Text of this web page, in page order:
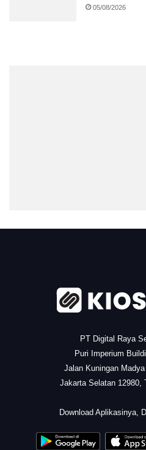
05/08/2026
PT Digital Raya
Puri Imperium
Jalan Kuningan
Jakarta Selatan 12980,
Download Aplikasinya,